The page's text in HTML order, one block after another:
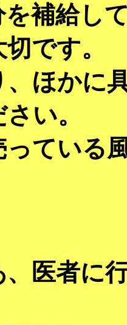
補給し
です。
ほかに
い。
ている
者に行